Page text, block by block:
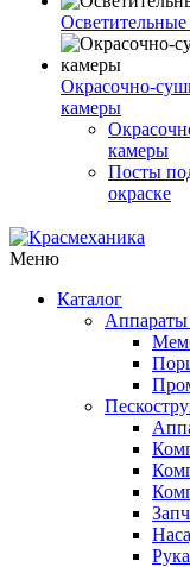
Окрасочно-
камеры
камеры
Посты
окраске
Меню
Каталог
Аппараты